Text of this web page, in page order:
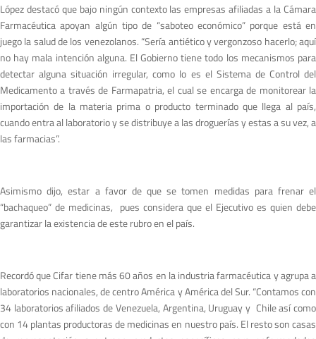
López destacó que bajo ningún contexto las empresas afiliadas a la Cámara
Farmacéutica apoyan algún tipo de “saboteo económico” porque está en
juego la salud de los venezolanos. “Sería antiético y vergonzoso hacerlo; aquí
no hay mala intención alguna. El Gobierno tiene todo los mecanismos para
detectar alguna situación irregular, como lo es el Sistema de Control del
Medicamento a través de Farmapatria, el cual se encarga de monitorear la
importación de la materia prima o producto terminado que llega al país,
cuando entra al laboratorio y se distribuye a las droguerías y estas a su vez, a
las farmacias”.
Asimismo dijo, estar a favor de que se tomen medidas para frenar el
“bachaqueo” de medicinas, pues considera que el Ejecutivo es quien debe
garantizar la existencia de este rubro en el país.
Recordó que Cifar tiene más 60 años en la industria farmacéutica y agrupa a
laboratorios nacionales, de centro América y América del Sur. “Contamos con
34 laboratorios afiliados de Venezuela, Argentina, Uruguay y Chile así como
con 14 plantas productoras de medicinas en nuestro país. El resto son casas